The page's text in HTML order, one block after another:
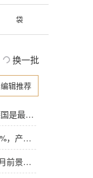
袋
换一批
编辑推荐
欧洲咖啡报告：消费全球1/4咖啡，德国是最大进口国，意大利在烘焙咖啡生产中领先
1月至7月越南咖啡出口同比增长超20%，产量也将是过去四年来最高
咖啡期货价格：7月经历大幅波动，8月前景依旧不明朗